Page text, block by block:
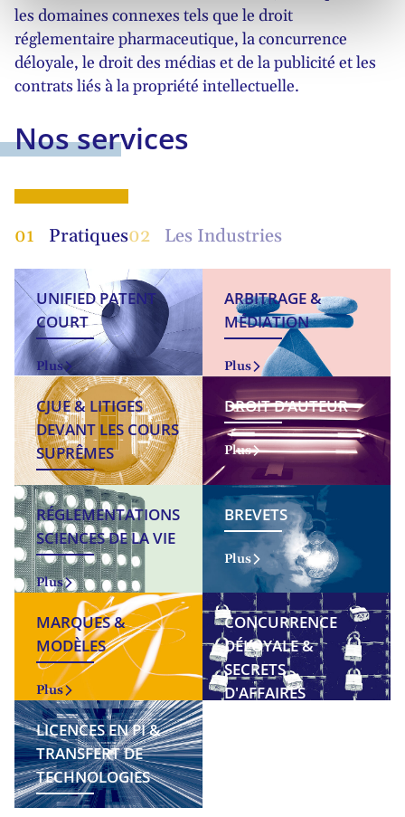
les domaines connexes tels que le droit
réglementaire pharmaceutique, la concurrence
déloyale, le droit des médias et de la publicité et les
contrats liés à la propriété intellectuelle.
Nos services
01 Pratiques02 Les Industries
UNIFIED PATENT
COURT
Plus
ARBITRAGE &
MÉDIATION
Plus
CJUE & LITIGES
DEVANT LES COURS
SUPRÊMES
Plus
DROIT D’AUTEUR
Plus
RÉGLEMENTATIONS
SCIENCES DE LA VIE
Plus
BREVETS
Plus
MARQUES &
MODÈLES
Plus
CONCURRENCE
DÉLOYALE &
SECRETS
D'AFFAIRES
LICENCES EN PI &
TRANSFERT DE
TECHNOLOGIES